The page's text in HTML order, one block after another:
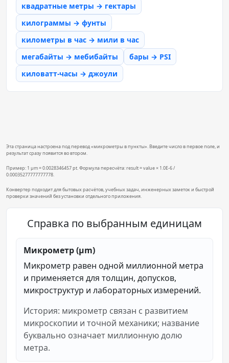
квадратные метры → гектары
килограммы → фунты
километры в час → мили в час
мегабайты → мебибайты
бары → PSI
киловатт-часы → джоули
Эта страница настроена под перевод «микрометры в пункты». Введите число в первое поле, и
результат сразу появится во втором.
Пример: 1 µm = 0.0028346457 pt. Формула пересчёта: result = value × 1.0E-6 /
0.00035277777777778.
Конвертер подходит для бытовых расчётов, учебных задач, инженерных заметок и быстрой
проверки значений без установки отдельного приложения.
Справка по выбранным единицам
Микрометр (µm)
Микрометр равен одной миллионной метра
и применяется для толщин, допусков,
микроструктур и лабораторных измерений.
История: микрометр связан с развитием
микроскопии и точной механики; название
буквально означает миллионную долю
метра.